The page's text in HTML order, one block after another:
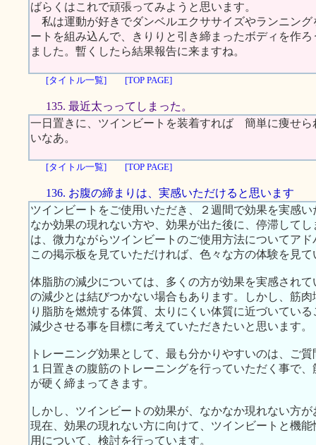
ばらくはこれで頑張ってみようと思います。
私は運動が好きでダンベルエクササイズやランニン
ートを組み込んで、きりりと引き締まったボディを作
ました。暫くしたら結果報告に来ますね。
[タイトル一覧] [TOP PAGE]
135. 最近太っってしまった。
一日置きに、ツインビートを装着すれば 簡単に痩せ
いなあ。
[タイトル一覧] [TOP PAGE]
136. お腹の締まりは、実感いただけると思います
ツインビートをご使用いただき、２週間で効果を実感
なか効果の現れない方や、効果が出た後に、停滞して
は、微力ながらツインビートのご使用方法についてア
この掲示板を見ていただければ、色々な方の体験を見
体脂肪の減少については、多くの方が効果を実感され
の減少とは結びつかない場合もあります。しかし、筋
り脂肪を燃焼する体質、太りにくい体質に近づいてい
減少させる事を目標に考えていただきたいと思います。
トレーニング効果として、最も分かりやすいのは、ご
１日置きの腹筋のトレーニングを行っていただく事で
が硬く締まってきます。
しかし、ツインビートの効果が、なかなか現れない方
現在、効果の現れない方に向けて、ツインビートと機
用について、検討を行っています。